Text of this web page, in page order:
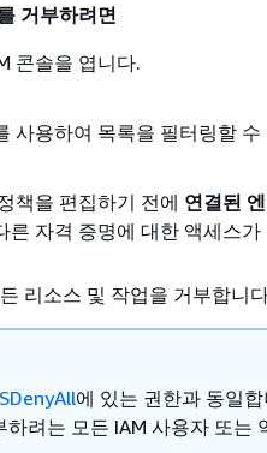
거부하려면
콘솔을 엽니다.
사용하여 목록을 필터링할 수
책을 편집하기 전에 연결된
자격 증명에 대한 액세스가
리소스 및 작업을 거부합니
에 있는 권한과 동일합
려는 모든 IAM 사용자 또는